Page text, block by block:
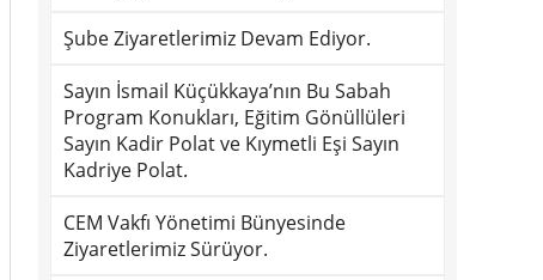
Şube Ziyaretlerimiz Devam Ediyor.
Sayın İsmail Küçükkaya’nın Bu Sabah
Program Konukları, Eğitim Gönüllüleri
Sayın Kadir Polat ve Kıymetli Eşi Sayın
Kadriye Polat.
CEM Vakfı Yönetimi Bünyesinde
Ziyaretlerimiz Sürüyor.